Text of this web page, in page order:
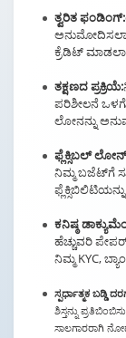
ತ್ವರಿತ ಫಂಡಿಂಗ್:
ಕ್ರೆಡಿಟ್
ತಕ್ಷಣದ ಪ್ರಕ್ರಿಯೆ:
ಪರಿಶೀಲನೆ
ಲೋನನ್ನು
ಫ್ಲೆಕ್ಸಿಬಲ್
ನಿಮ್ಮ ಬಜೆಟ್‌ಗೆ
ಕನಿಷ್ಠ
ಹೆಚ್ಚುವರಿ
ನಿಮ್ಮ KYC,
ಸ್ಪರ್ಧಾತ್ಮಕ ಬಡ್ಡಿ
ಶಿಸ್ತನ್ನು
ಸಾಲಗಾರರಾಗಿ